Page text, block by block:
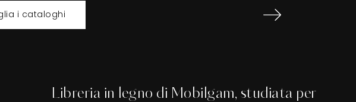
i cataloghi
Libreria in legno di Mobilgam, studiata per